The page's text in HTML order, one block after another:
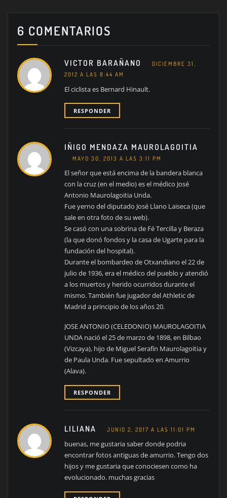
6 COMENTARIOS
VICTOR BARAÑANO
DICIEMBRE 31,
2012 A LAS 8:44 AM
El ciclista es Bernard Hinault.
RESPONDER
IÑIGO MENDAZA MAUROLAGOITIA
MAYO 30, 2013 A LAS 3:11 PM
El señor que está encima de la bandera blanca
con la cruz (en el medio) es el médico José
Antonio Maurolagoitia Unda.
Fue yerno del diputado José Llano Laiseca (que
sale en otra foto de su web).
Se casó con una sobrina de Fé Tercilla y Beraza
(la que donó fondos y la casa de Ugarte para la
fundación del hospital).
Durante el bombardeo de Otxandiano el 22 de
julio de 1936, era el médico del pueblo y atendió
a los muertos y herido ocurridos durante el
mismo. También fue jugador del Athletic de
Madrid a principio de los años 20.
JOSE ANTONIO (CELEDONIO) MAUROLAGOITIA
UNDA nació el 25 de marzo de 1898, en Bilbao
(Vizcaya), hijo de Miguel Serafín Maurolagoitia y
de Paula Unda. Fue sepultado en Amurrio
(Alava).
RESPONDER
LILIANA JUNIO 2, 2017 A LAS 11:01 PM
buenas, me gustaria saber donde podria
encontrar fotos antiguas de amurrio. Tengo dos
hijos y me gustaria que conociesen como ha
evolucionado. muchas gracias